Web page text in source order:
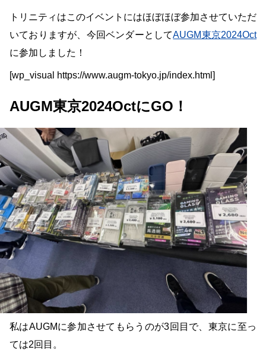
トリニティはこのイベントにはほぼほぼ参加させていただ
いておりますが、今回ベンダーとしてAUGM東京2024Oct
に参加しました！
[wp_visual https://www.augm-tokyo.jp/index.html]
AUGM東京2024OctにGO！
私はAUGMに参加させてもらうのが3回目で、東京に至っ
ては2回目。